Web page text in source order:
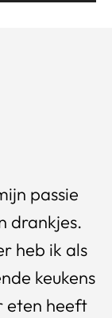
passie
drankjes.
heb ik als
keukens
eten heeft